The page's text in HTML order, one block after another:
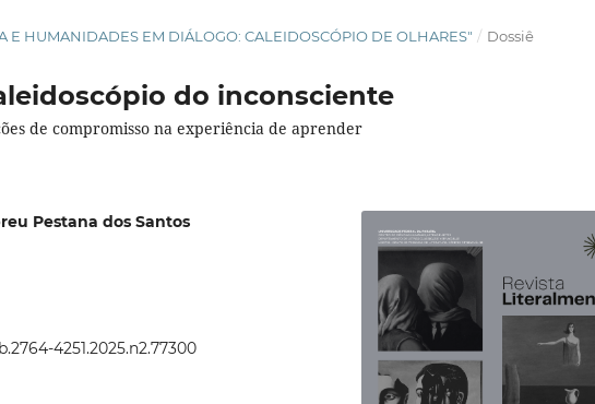
E HUMANIDADES EM DIÁLOGO: CALEIDOSCÓPIO DE OLHARES" / Dossiê
do inconsciente
de compromisso na experiência de aprender
Pestana dos Santos
4251.2025.n2.77300